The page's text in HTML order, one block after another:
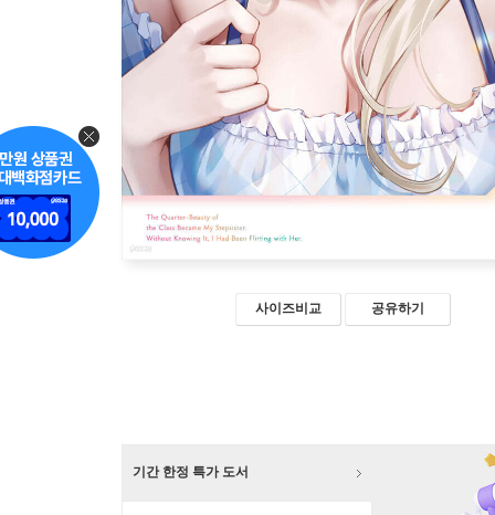
사이즈비교 공유하기
기간 한정 특가 도서